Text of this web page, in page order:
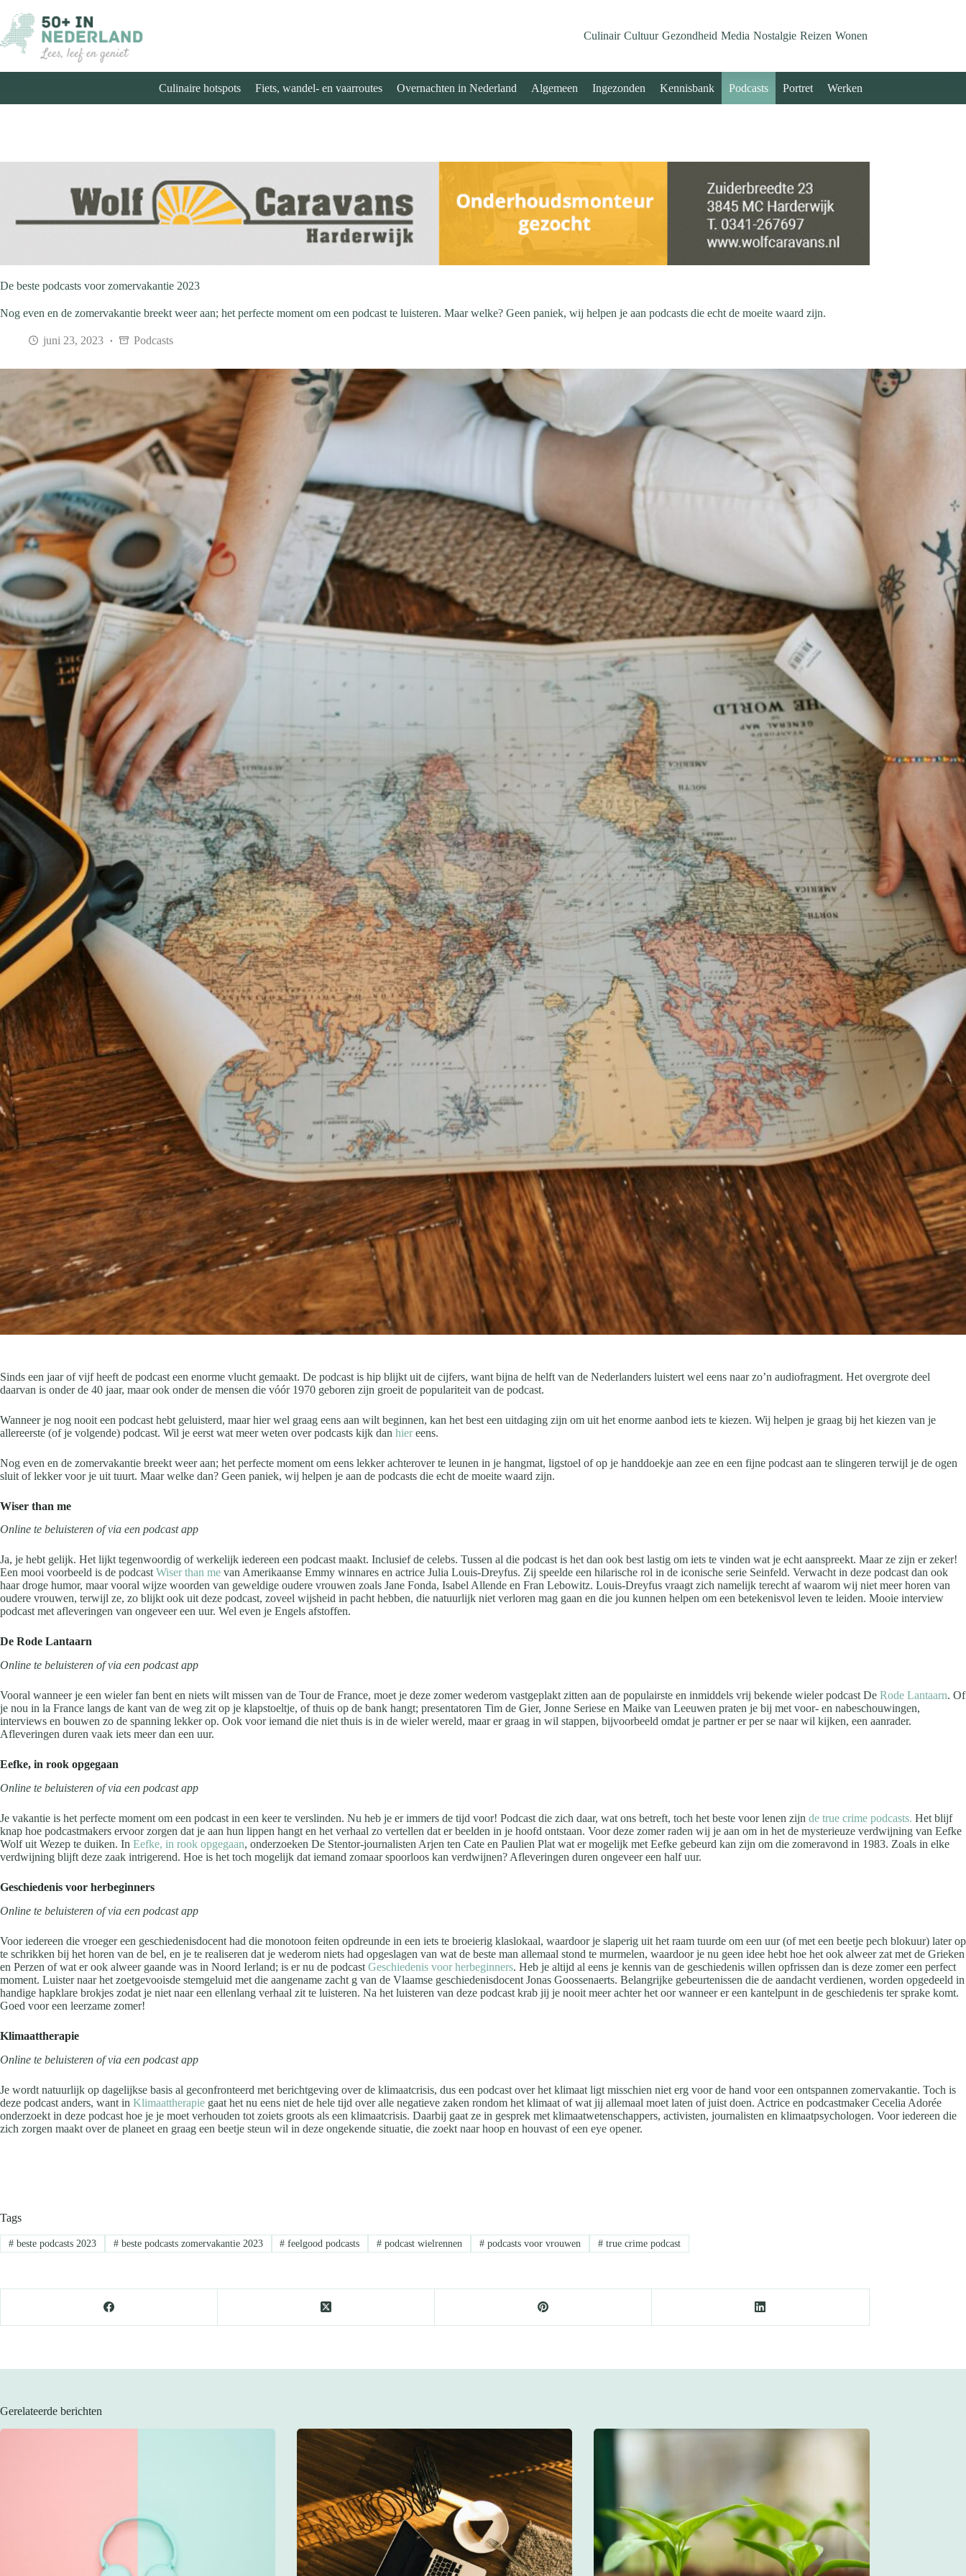
naar
de
inhoud
Culinair Cultuur Gezondheid Media Nostalgie Reizen Wonen
Culinaire hotspots Fiets, wandel- en vaarroutes Overnachten in Nederland Algemeen Ingezonden Kennisbank Podcasts Portret Werken
De beste podcasts voor zomervakantie 2023
Nog even en de zomervakantie breekt weer aan; het perfecte moment om een podcast te luisteren. Maar welke? Geen paniek, wij helpen je aan podcasts die echt de moeite waard zijn.
juni 23, 2023 Podcasts
Sinds een jaar of vijf heeft de podcast een enorme vlucht gemaakt. De podcast is hip blijkt uit de cijfers, want bijna de helft van de Nederlanders luistert wel eens naar zo’n audiofragment. Het overgrote deel
daarvan is onder de 40 jaar, maar ook onder de mensen die vóór 1970 geboren zijn groeit de populariteit van de podcast.
Wanneer je nog nooit een podcast hebt geluisterd, maar hier wel graag eens aan wilt beginnen, kan het best een uitdaging zijn om uit het enorme aanbod iets te kiezen. Wij helpen je graag bij het kiezen van je
allereerste (of je volgende) podcast. Wil je eerst wat meer weten over podcasts kijk dan hiereens.
Nog even en de zomervakantie breekt weer aan; het perfecte moment om eens lekker achterover te leunen in je hangmat, ligstoel of op je handdoekje aan zee en een fijne podcast aan te slingeren terwijl je de ogen
sluit of lekker voor je uit tuurt. Maar welke dan? Geen paniek, wij helpen je aan de podcasts die echt de moeite waard zijn.
Wiser than me
Online te beluisteren of via een podcast app
Ja, je hebt gelijk. Het lijkt tegenwoordig of werkelijk iedereen een podcast maakt. Inclusief de celebs. Tussen al die podcast is het dan ook best lastig om iets te vinden wat je echt aanspreekt. Maar ze zijn er zeker!
Een mooi voorbeeld is de podcast Wiser than me van Amerikaanse Emmy winnares en actrice Julia Louis-Dreyfus. Zij speelde een hilarische rol in de iconische serie Seinfeld. Verwacht in deze podcast dan ook
haar droge humor, maar vooral wijze woorden van geweldige oudere vrouwen zoals Jane Fonda, Isabel Allende en Fran Lebowitz. Louis-Dreyfus vraagt zich namelijk terecht af waarom wij niet meer horen van
oudere vrouwen, terwijl ze, zo blijkt ook uit deze podcast, zoveel wijsheid in pacht hebben, die natuurlijk niet verloren mag gaan en die jou kunnen helpen om een betekenisvol leven te leiden. Mooie interview
podcast met afleveringen van ongeveer een uur. Wel even je Engels afstoffen.
De Rode Lantaarn
Online te beluisteren of via een podcast app
Vooral wanneer je een wieler fan bent en niets wilt missen van de Tour de France, moet je deze zomer wederom vastgeplakt zitten aan de populairste en inmiddels vrij bekende wieler podcast De Rode Lantaarn. Of
je nou in la France langs de kant van de weg zit op je klapstoeltje, of thuis op de bank hangt; presentatoren Tim de Gier, Jonne Seriese en Maike van Leeuwen praten je bij met voor- en nabeschouwingen,
interviews en bouwen zo de spanning lekker op. Ook voor iemand die niet thuis is in de wieler wereld, maar er graag in wil stappen, bijvoorbeeld omdat je partner er per se naar wil kijken, een aanrader.
Afleveringen duren vaak iets meer dan een uur.
Eefke, in rook opgegaan
Online te beluisteren of via een podcast app
Je vakantie is het perfecte moment om een podcast in een keer te verslinden. Nu heb je er immers de tijd voor! Podcast die zich daar, wat ons betreft, toch het beste voor lenen zijn de true crime podcasts. Het blijf
knap hoe podcastmakers ervoor zorgen dat je aan hun lippen hangt en het verhaal zo vertellen dat er beelden in je hoofd ontstaan. Voor deze zomer raden wij je aan om in het de mysterieuze verdwijning van Eefke
Wolf uit Wezep te duiken. In Eefke, in rook opgegaan, onderzoeken De Stentor-journalisten Arjen ten Cate en Paulien Plat wat er mogelijk met Eefke gebeurd kan zijn om die zomeravond in 1983. Zoals in elke
verdwijning blijft deze zaak intrigerend. Hoe is het toch mogelijk dat iemand zomaar spoorloos kan verdwijnen? Afleveringen duren ongeveer een half uur.
Geschiedenis voor herbeginners
Online te beluisteren of via een podcast app
Voor iedereen die vroeger een geschiedenisdocent had die monotoon feiten opdreunde in een iets te broeierig klaslokaal, waardoor je slaperig uit het raam tuurde om een uur (of met een beetje pech blokuur) later op
te schrikken bij het horen van de bel, en je te realiseren dat je wederom niets had opgeslagen van wat de beste man allemaal stond te murmelen, waardoor je nu geen idee hebt hoe het ook alweer zat met de Grieken
en Perzen of wat er ook alweer gaande was in Noord Ierland; is er nu de podcast Geschiedenis voor herbeginners. Heb je altijd al eens je kennis van de geschiedenis willen opfrissen dan is deze zomer een perfect
moment. Luister naar het zoetgevooisde stemgeluid met die aangename zacht g van de Vlaamse geschiedenisdocent Jonas Goossenaerts. Belangrijke gebeurtenissen die de aandacht verdienen, worden opgedeeld in
handige hapklare brokjes zodat je niet naar een ellenlang verhaal zit te luisteren. Na het luisteren van deze podcast krab jij je nooit meer achter het oor wanneer er een kantelpunt in de geschiedenis ter sprake komt.
Goed voor een leerzame zomer!
Klimaattherapie
Online te beluisteren of via een podcast app
Je wordt natuurlijk op dagelijkse basis al geconfronteerd met berichtgeving over de klimaatcrisis, dus een podcast over het klimaat ligt misschien niet erg voor de hand voor een ontspannen zomervakantie. Toch is
deze podcast anders, want in Klimaattherapie gaat het nu eens niet de hele tijd over alle negatieve zaken rondom het klimaat of wat jij allemaal moet laten of juist doen. Actrice en podcastmaker Cecelia Adorée
onderzoekt in deze podcast hoe je je moet verhouden tot zoiets groots als een klimaatcrisis. Daarbij gaat ze in gesprek met klimaatwetenschappers, activisten, journalisten en klimaatpsychologen. Voor iedereen die
zich zorgen maakt over de planeet en graag een beetje steun wil in deze ongekende situatie, die zoekt naar hoop en houvast of een eye opener.
Tags
#beste podcasts 2023 #beste podcasts zomervakantie 2023 # feelgood podcasts # podcast wielrennen # podcasts voor vrouwen #true crime podcast
Gerelateerde berichten